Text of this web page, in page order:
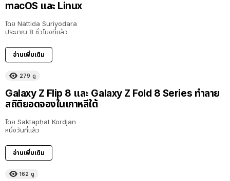
macOS และ Linux
โดย Nattida Suriyodara
ประมาณ 8 ชั่วโมงที่แล้ว
อ่านเพิ่มเติม
279 ดู
Galaxy Z Flip 8 และ Galaxy Z Fold 8 Series ทำลาย
สถิติยอดจองในเกาหลีใต้
โดย Saktaphat Kordjan
หนึ่งวันที่แล้ว
อ่านเพิ่มเติม
162 ดู